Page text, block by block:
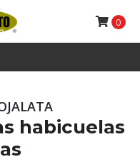
0
habicuelas